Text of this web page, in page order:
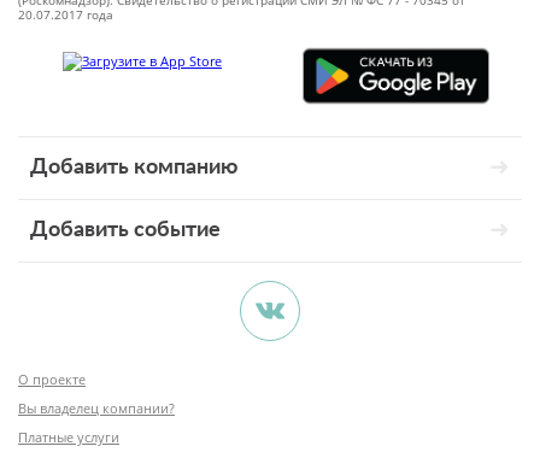
20.07.2017 года
Добавить компанию
Добавить событие
О проекте
Вы владелец компании?
Платные услуги